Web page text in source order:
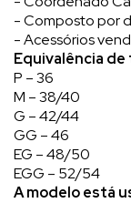
- Composto por
- Acessórios
Equivalência de
P – 36
M – 38/40
G – 42/44
GG – 46
EG – 48/50
EGG – 52/54
A modelo está